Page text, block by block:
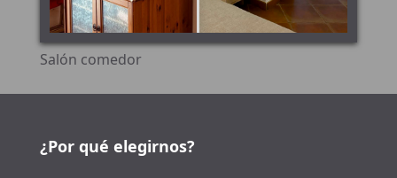
Salón comedor
¿Por qué elegirnos?